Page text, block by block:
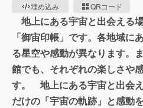
埋め込み
QRコード
地上にある宇宙と出会える
「御宙印帳」です。各地域に
る星空や感動が異なります。
館でも、それぞれの楽しさや
す。 地上にある宇宙と出会
だけの「宇宙の軌跡」と感動